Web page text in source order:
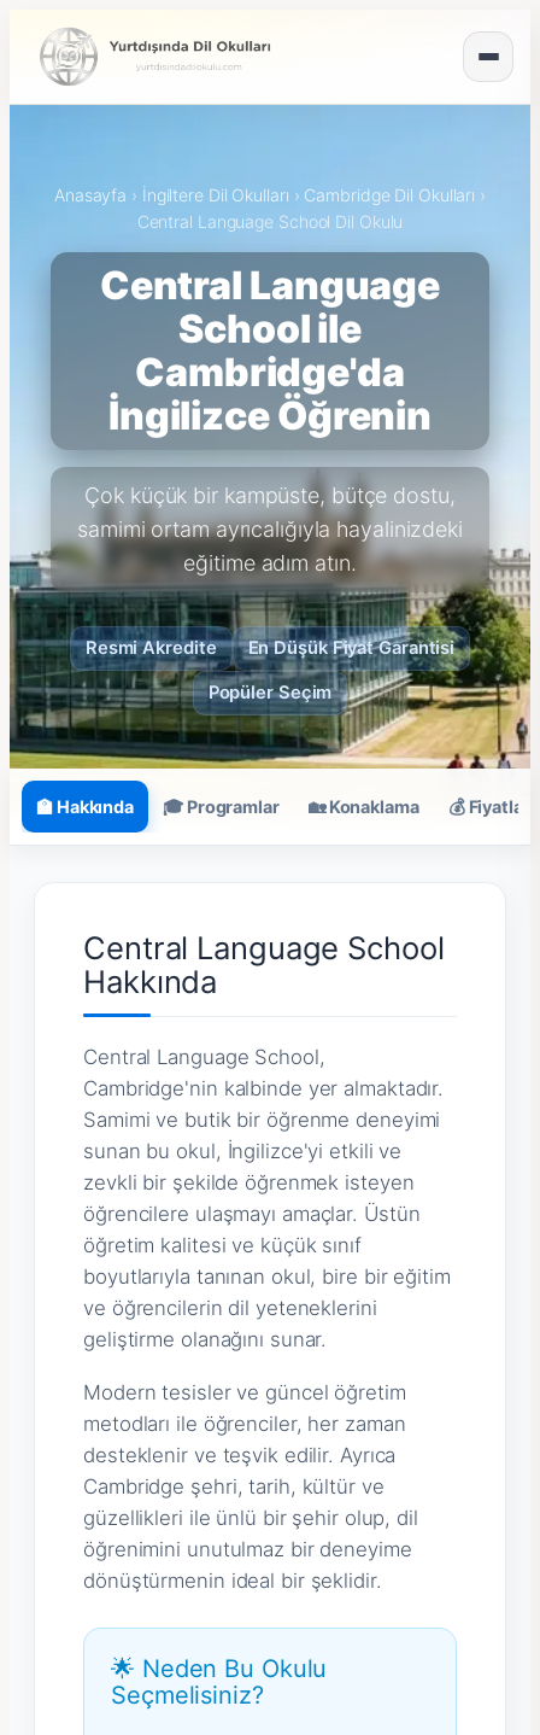
Anasayfa › İngiltere Dil Okulları › Cambridge Dil Okulları ›
Central Language School Dil Okulu
Central Language
School ile
Cambridge'da
İngilizce Öğrenin
Çok küçük bir kampüste, bütçe dostu,
samimi ortam ayrıcalığıyla hayalinizdeki
eğitime adım atın.
Resmi Akredite En Düşük Fiyat Garantisi
Popüler Seçim
🏫 Hakkında 🎓 Programlar 🏡 Konaklama 💰 Fiyatlar
Central Language School
Hakkında
Central Language School,
Cambridge'nin kalbinde yer almaktadır.
Samimi ve butik bir öğrenme deneyimi
sunan bu okul, İngilizce'yi etkili ve
zevkli bir şekilde öğrenmek isteyen
öğrencilere ulaşmayı amaçlar. Üstün
öğretim kalitesi ve küçük sınıf
boyutlarıyla tanınan okul, bire bir eğitim
ve öğrencilerin dil yeteneklerini
geliştirme olanağını sunar.
Modern tesisler ve güncel öğretim
metodları ile öğrenciler, her zaman
desteklenir ve teşvik edilir. Ayrıca
Cambridge şehri, tarih, kültür ve
güzellikleri ile ünlü bir şehir olup, dil
öğrenimini unutulmaz bir deneyime
dönüştürmenin ideal bir şeklidir.
🌟 Neden Bu Okulu
Seçmelisiniz?